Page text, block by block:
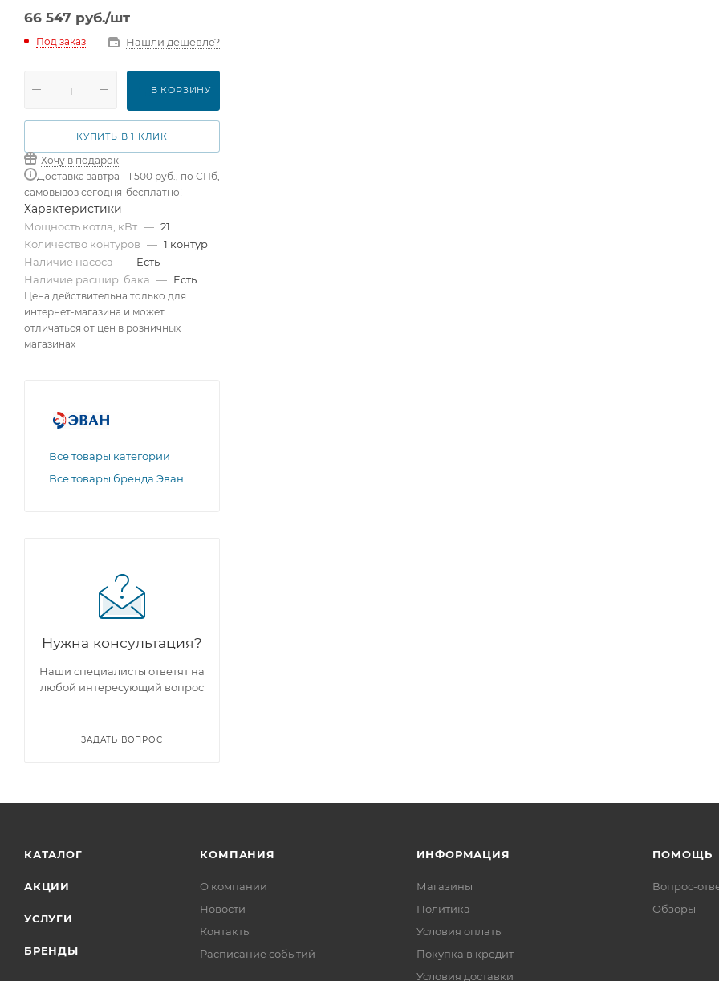
66 547 руб./шт
Под заказ Нашли дешевле?
В КОРЗИНУ
КУПИТЬ В 1 КЛИК
Хочу в подарок
Доставка завтра - 1 500 руб., по СПб,
самовывоз сегодня-бесплатно!
Характеристики
Мощность котла, кВт — 21
Количество контуров — 1 контур
Наличие насоса — Есть
Наличие расшир. бака — Есть
Цена действительна только для
интернет-магазина и может
отличаться от цен в розничных
магазинах
Все товары категории
Все товары бренда Эван
Нужна консультация?
Наши специалисты ответят на
любой интересующий вопрос
ЗАДАТЬ ВОПРОС
КАТАЛОГ
АКЦИИ
УСЛУГИ
БРЕНДЫ
КОМПАНИЯ
О компании
Новости
Контакты
Расписание событий
ИНФОРМАЦИЯ
Магазины
Политика
Условия оплаты
Покупка в кредит
Условия доставки
ПОМОЩЬ
Вопрос-
Обзоры